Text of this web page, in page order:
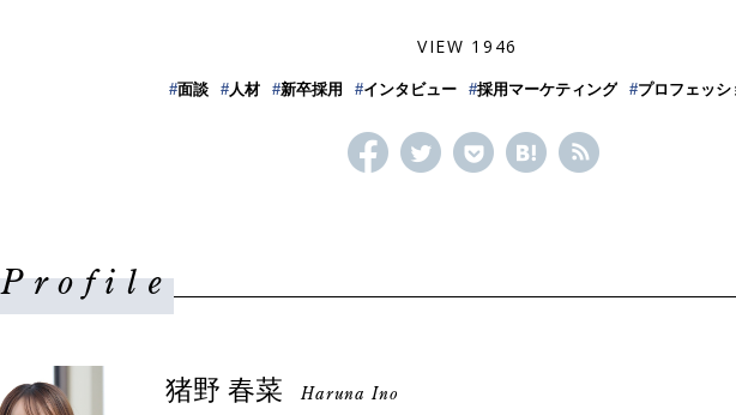
VIEW 1946
#面談 #人材 #新卒採用 #インタビュー #採用マーケティング #プロフェッシ
Profile
猪野 春菜 Haruna Ino